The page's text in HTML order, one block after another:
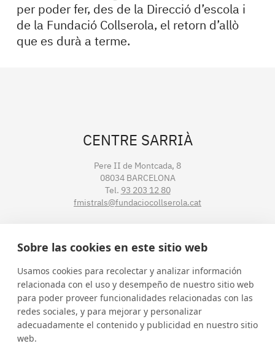
per poder fer, des de la Direcció d’escola i
de la Fundació Collserola, el retorn d’allò
que es durà a terme.
CENTRE SARRIÀ
Pere II de Montcada, 8
08034 BARCELONA
Tel. 93 203 12 80
fmistrals@fundaciocollserola.cat
CENTRE TIBIDABO
Lluís Muntadas, 3-5-7
08035 BARCELONA
Tel.93 211 89 54
fmistralt@fundaciocollserola.cat
Sobre las cookies en este sitio web
Usamos cookies para recolectar y analizar información
relacionada con el uso y desempeño de nuestro sitio web
para poder proveer funcionalidades relacionadas con las
redes sociales, y para mejorar y personalizar
adecuadamente el contenido y publicidad en nuestro sitio
web.